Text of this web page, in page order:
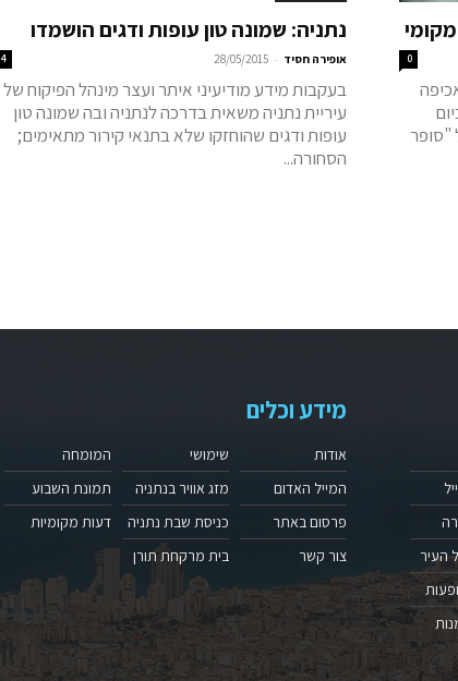
0
"סופר
נתניה: שמונה טון עופות ודגים הושמדו
אופירה חסיד -
28/05/2015
4
בעקבות מידע מודיעיני איתר ועצר מינהל הפיקוח של
עיריית נתניה משאית בדרכה לנתניה ובה שמונה טון
עופות ודגים שהוחזקו שלא בתנאי קירור מתאימים;
הסחורה...
העיר
מידע וכלים
אודות
המייל האדום
פרסום באתר
צור קשר
שימושי
מזג אוויר בנתניה
כניסת שבת נתניה
בית מרקחת תורן
המומחה
תמונת השבוע
דעות מקומיות